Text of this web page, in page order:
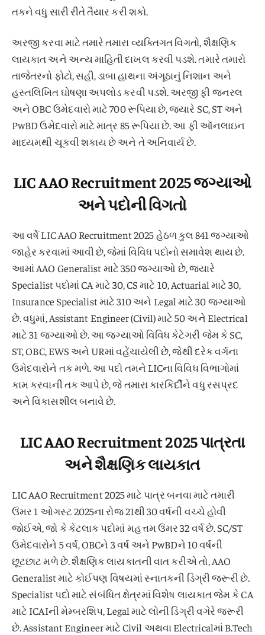
તકને વધુ સારી રીતે તૈયાર કરી શકો.
અરજી કરવા માટે તમારે તમારા વ્યક્તિગત વિગતો, શૈક્ષણિક
લાયકાત અને અન્ય માહિતી દાખલ કરવી પડશે. તમારે તમારો
તાજેતરનો ફોટો, સહી, ડાબા હાથના અંગૂઠાનું નિશાન અને
હસ્તલિખિત ઘોષણા અપલોડ કરવી પડશે. અરજી ફી જનરલ
અને OBC ઉમેદવારો માટે 700 રૂપિયા છે, જ્યારે SC, ST અને
PwBD ઉમેદવારો માટે માત્ર 85 રૂપિયા છે. આ ફી ઑનલાઇન
માધ્યમથી ચૂકવી શકાય છે અને તે અનિવાર્ય છે.
LIC AAO Recruitment 2025 જગ્યાઓ
અને પદોની વિગતો
આ વર્ષે LIC AAO Recruitment 2025 હેઠળ કુલ 841 જગ્યાઓ
જાહેર કરવામાં આવી છે, જેમાં વિવિધ પદોનો સમાવેશ થાય છે.
આમાં AAO Generalist માટે 350 જગ્યાઓ છે, જ્યારે
Specialist પદોમાં CA માટે 30, CS માટે 10, Actuarial માટે 30,
Insurance Specialist માટે 310 અને Legal માટે 30 જગ્યાઓ
છે. વધુમાં, Assistant Engineer (Civil) માટે 50 અને Electrical
માટે 31 જગ્યાઓ છે. આ જગ્યાઓ વિવિધ કેટેગરી જેમ કે SC,
ST, OBC, EWS અને URમાં વહેંચાયેલી છે, જેથી દરેક વર્ગના
ઉમેદવારોને તક મળે. આ પદો તમને LICના વિવિધ વિભાગોમાં
કામ કરવાની તક આપે છે, જે તમારા કારકિર્દીને વધુ રસપ્રદ
અને વિકાસશીલ બનાવે છે.
LIC AAO Recruitment 2025 પાત્રતા
અને શૈક્ષણિક લાયકાત
LIC AAO Recruitment 2025 માટે પાત્ર બનવા માટે તમારી
ઉંમર 1 ઓગસ્ટ 2025ના રોજ 21થી 30 વર્ષની વચ્ચે હોવી
જોઈએ, જો કે કેટલાક પદોમાં મહત્તમ ઉંમર 32 વર્ષ છે. SC/ST
ઉમેદવારોને 5 વર્ષ, OBCને 3 વર્ષ અને PwBDને 10 વર્ષની
છૂટછાટ મળે છે. શૈક્ષણિક લાયકાતની વાત કરીએ તો, AAO
Generalist માટે કોઈપણ વિષયમાં સ્નાતકની ડિગ્રી જરૂરી છે.
Specialist પદો માટે સંબંધિત ક્ષેત્રમાં વિશેષ લાયકાત જેમ કે CA
માટે ICAIની મેમ્બરશિપ, Legal માટે લોની ડિગ્રી વગેરે જરૂરી
છે. Assistant Engineer માટે Civil અથવા Electricalમાં B.Tech